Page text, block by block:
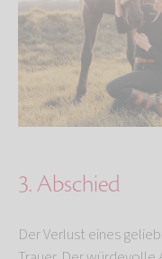
3. Abschied
Der Verlust eines